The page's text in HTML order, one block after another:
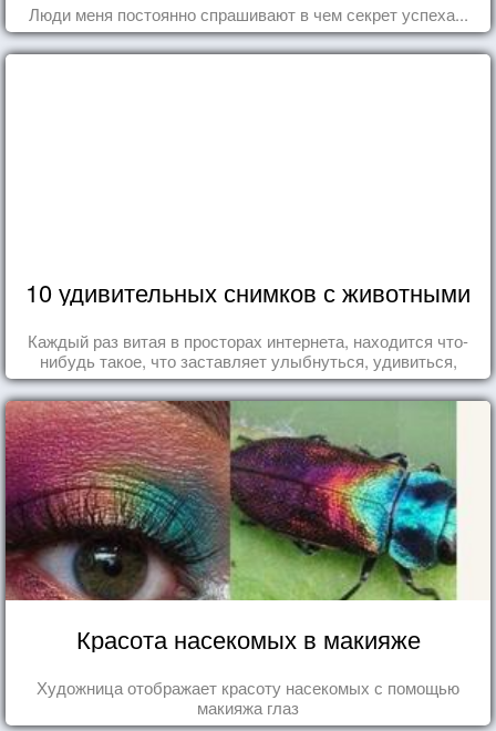
Люди меня постоянно спрашивают в чем секрет успеха...
10 удивительных снимков с животными
Каждый раз витая в просторах интернета, находится что-
нибудь такое, что заставляет улыбнуться, удивиться,
восхититься...
Красота насекомых в макияже
Художница отображает красоту насекомых с помощью
макияжа глаз